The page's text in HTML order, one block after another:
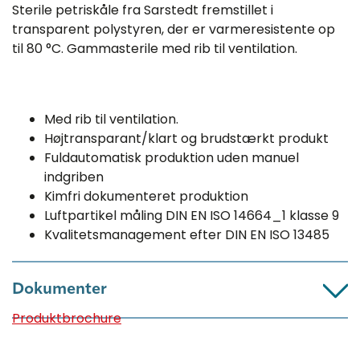
Sterile petriskåle fra Sarstedt fremstillet i
transparent polystyren, der er varmeresistente op
til 80 °C. Gammasterile med rib til ventilation.
Med rib til ventilation.
Højtransparant/klart og brudstærkt produkt
Fuldautomatisk produktion uden manuel
indgriben
Kimfri dokumenteret produktion
Luftpartikel måling DIN EN ISO 14664_1 klasse 9
Kvalitetsmanagement efter DIN EN ISO 13485
Dokumenter
Produktbrochure